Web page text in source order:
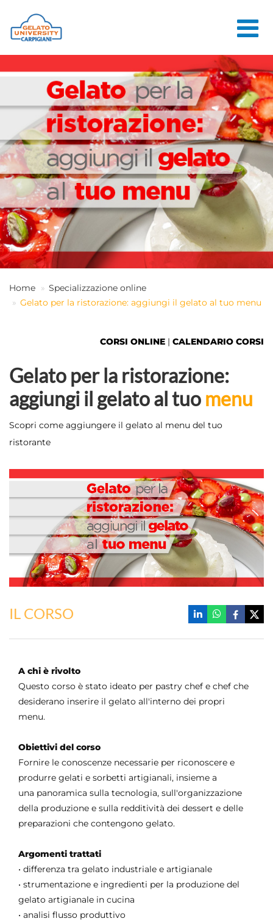
LA SCUOLA
CORSI ONLINE
CORSI
CONSULENZE
JOB CENTER
CONTATTI
ACCEDI
Home
Specializzazione online
Gelato per la ristorazione: aggiungi il gelato al tuo menu
CORSI ONLINE | CALENDARIO CORSI
Gelato per la ristorazione:
aggiungi il gelato al tuo menu
Scopri come aggiungere il gelato al menu del tuo
ristorante
IL CORSO
A chi è rivolto
Questo corso è stato ideato per pastry chef e chef che
desiderano inserire il gelato all'interno dei propri
menu.
Obiettivi del corso
Fornire le conoscenze necessarie per riconoscere e
produrre gelati e sorbetti artigianali, insieme a
una panoramica sulla tecnologia, sull'organizzazione
della produzione e sulla redditività dei dessert e delle
preparazioni che contengono gelato.
Argomenti trattati
• differenza tra gelato industriale e artigianale
• strumentazione e ingredienti per la produzione del
gelato artigianale in cucina
• analisi flusso produttivo